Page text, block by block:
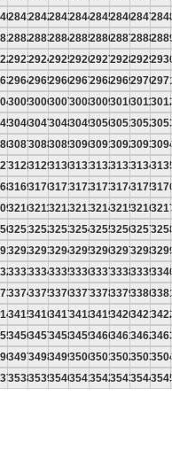
2841284228432844284528462847
2882288328842885288628872888
2923292429252926292729282929
2964296529662967296829692970
3005300630073008300930103011
3046304730483049305030513052
3087308830893090309130923093
3128312931303131313231333134
3169317031713172317331743175
3210321132123213321432153216
3251325232533254325532563257
3292329332943295329632973298
3333333433353336333733383339
3374337533763377337833793380
3415341634173418341934203421
3456345734583459346034613462
3497349834993500350135023503
3538353935403541354235433544